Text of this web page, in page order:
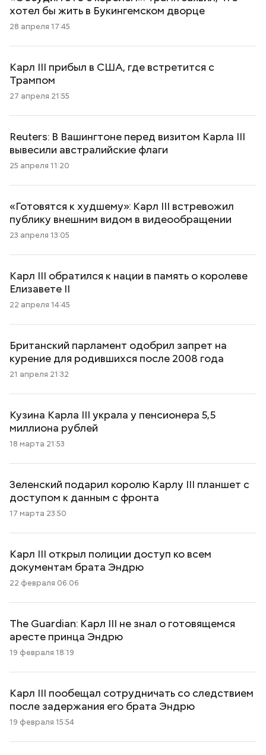
хотел бы жить в Букингемском дворце
28 апреля 17:45
Карл III прибыл в США, где встретится с
Трампом
27 апреля 21:55
Reuters: В Вашингтоне перед визитом Карла III
вывесили австралийские флаги
25 апреля 11:20
«Готовятся к худшему»: Карл III встревожил
публику внешним видом в видеообращении
23 апреля 13:05
Карл III обратился к нации в память о королеве
Елизавете II
22 апреля 14:45
Британский парламент одобрил запрет на
курение для родившихся после 2008 года
21 апреля 21:32
Кузина Карла III украла у пенсионера 5,5
миллиона рублей
18 марта 21:53
Зеленский подарил королю Карлу III планшет с
доступом к данным с фронта
17 марта 23:50
Карл III открыл полиции доступ ко всем
документам брата Эндрю
22 февраля 06:06
The Guardian: Карл III не знал о готовящемся
аресте принца Эндрю
19 февраля 18:19
Карл III пообещал сотрудничать со следствием
после задержания его брата Эндрю
19 февраля 15:54